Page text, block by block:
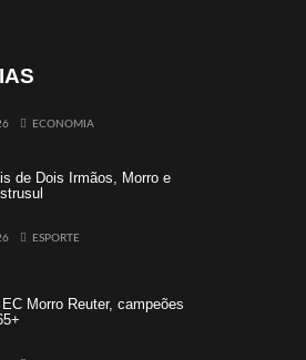
ECONOMIA
de Dois Irmãos, Morro e
ESPORTE
Morro Reuter, campeões